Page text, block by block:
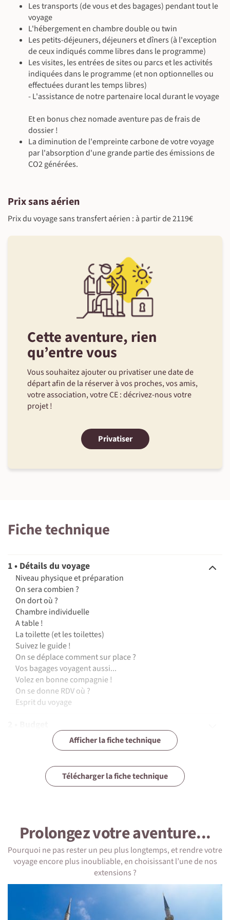
©
©
Les transports (de vous et des bagages) pendant tout le
voyage
L'hébergement en chambre double ou twin
Les petits-déjeuners, déjeuners et dîners (à l'exception
de ceux indiqués comme libres dans le programme)
Les visites, les entrées de sites ou parcs et les activités
indiquées dans le programme (et non optionnelles ou
effectuées durant les temps libres)
- L'assistance de notre partenaire local durant le voyage
Et en bonus chez nomade aventure pas de frais de
dossier !
La diminution de l'empreinte carbone de votre voyage
par l'absorption d'une grande partie des émissions de
CO2 générées.
Prix sans aérien
Prix du voyage sans transfert aérien : à partir de 2119€
Cette aventure, rien
qu’entre vous
Vous souhaitez ajouter ou privatiser une date de
départ afin de la réserver à vos proches, vos amis,
votre association, votre CE : décrivez-nous votre
projet !
Privatiser
Fiche technique
1 • Détails du voyage
Niveau physique et préparation
On sera combien ?
On dort où ?
Chambre individuelle
A table !
La toilette (et les toilettes)
Suivez le guide !
On se déplace comment sur place ?
Vos bagages voyagent aussi...
Volez en bonne compagnie !
On se donne RDV où ?
Esprit du voyage
3 • Assurances
4 • Equipement
7 • Tourisme responsable
1 • Détails du voyage
Afficher la fiche technique
Télécharger la fiche technique
Prolongez votre aventure...
Pourquoi ne pas rester un peu plus longtemps, et rendre votre
voyage encore plus inoubliable, en choisissant l’une de nos
extensions ?